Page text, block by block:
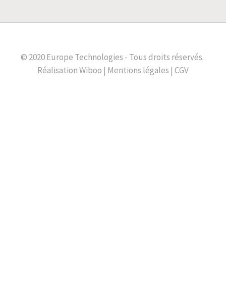
© 2020 Europe Technologies - Tous droits réservés.
RéalisationWiboo | Mentions légales | CGV